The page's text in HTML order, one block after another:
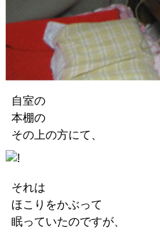
自室の
本棚の
その上の方にて、
それは
ほこりをかぶって
眠っていたのですが、